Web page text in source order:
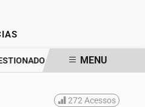
DRA. RAISSA SOARES
MENU
272Acessos